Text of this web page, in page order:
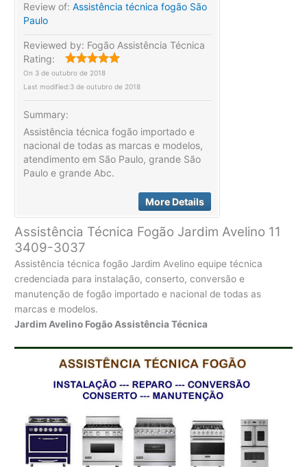
Review of:Assistência técnica fogão São
Paulo
Reviewed by: Fogão Assistência Técnica
Rating:
On 3 de outubro de 2018
Last modified:3 de outubro de 2018
Summary:
Assistência técnica fogão importado e
nacional de todas as marcas e modelos,
atendimento em São Paulo, grande São
Paulo e grande Abc.
More Details
Assistência Técnica Fogão Jardim Avelino 11
3409-3037
Assistência técnica fogão Jardim Avelino equipe técnica
credenciada para instalação, conserto, conversão e
manutenção de fogão importado e nacional de todas as
marcas e modelos.
Jardim Avelino Fogão Assistência Técnica